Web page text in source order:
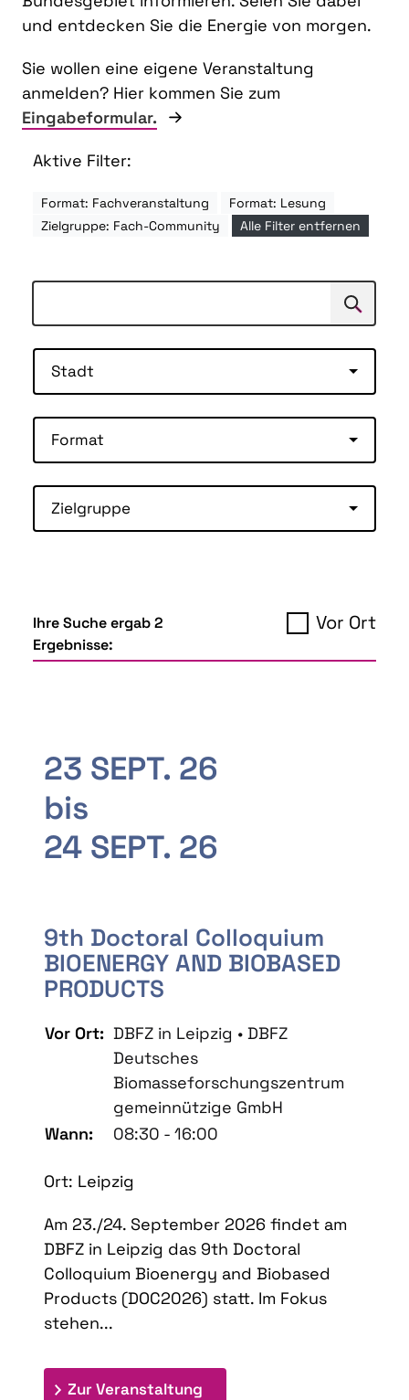
und entdecken Sie die Energie von morgen.
Sie wollen eine eigene Veranstaltung
anmelden? Hier kommen Sie zum
Eingabeformular.
Aktive Filter:
Format: Fachveranstaltung
Format: Lesung
Zielgruppe: Fach-Community
Alle Filter entfernen
Suchen
Stadt
Format
Zielgruppe
Ihre Suche ergab 2
Ergebnisse:
Vor Ort
23 SEPT. 26
bis
24 SEPT. 26
9th Doctoral Colloquium
BIOENERGY AND BIOBASED
PRODUCTS
Vor Ort: DBFZ in Leipzig • DBFZ
Deutsches
Biomasseforschungszentrum
gemeinnützige GmbH
Wann:
08:30 - 16:00
Ort: Leipzig
Am 23./24. September 2026 findet am
DBFZ in Leipzig das 9th Doctoral
Colloquium Bioenergy and Biobased
Products (DOC2026) statt. Im Fokus
stehen...
Zur Veranstaltung